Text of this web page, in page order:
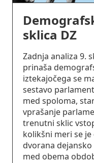
sklica DZ
Zadnja analiza 9.
prinaša
iztekajočega se
sestavo
med spoloma,
vprašanje
trenutni sklic
kolikšni meri se je
dvorana
med obema